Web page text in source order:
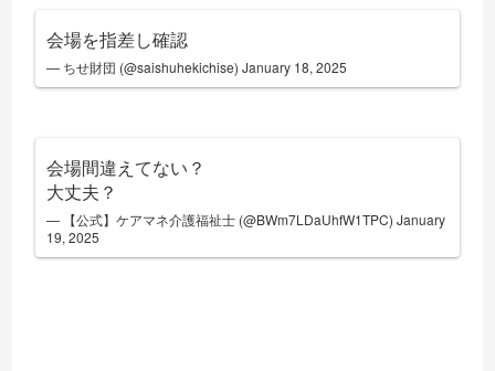
会場を指差し確認
— ちせ財団 (@saishuhekichise)January 18, 2025
会場間違えてない？
大丈夫？
— 【公式】ケアマネ介護福祉士 (@BWm7LDaUhfW1TPC)January
19, 2025